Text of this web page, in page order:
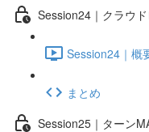
Session24｜クラウ
Session24｜概
まとめ
Session25｜ターン